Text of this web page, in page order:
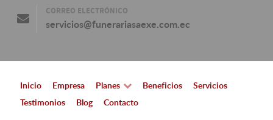
CORREO ELECTRÓNICO
servicios@funerariasaexe.com.ec
Inicio Empresa Planes Beneficios
Servicios
Testimonios
Blog Contacto